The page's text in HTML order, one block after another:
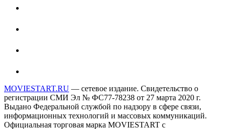
MOVIESTART.RU — сетевое издание. Свидетельство о
регистрации СМИ Эл № ФС77-78238 от 27 марта 2020 г.
Выдано Федеральной службой по надзору в сфере связи,
информационных технологий и массовых коммуникаций.
Официальная торговая марка MOVIESTART с